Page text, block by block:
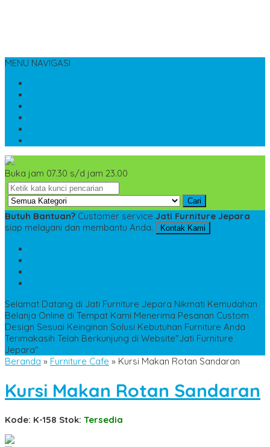
MENU NAVIGASI
Buka jam 07.30 s/d jam 23.00
Cari
Butuh Bantuan? Customer service Jati Furniture Jepara
siap melayani dan membantu Anda.
Kontak Kami
Selamat Datang di Jati Furniture Jepara Nikmati Kemudahan
Belanja Online di Tempat Kami Menerima Pesanan Custom
Design Sesuai Keinginan Solusi Kebutuhan Furniture Anda
Terimakasih Telah Berkunjung di Website"Jati Furniture
Jepara"
Beranda » Furniture Cafe » Kursi Makan Rotan Sandaran
Kursi Makan Rotan Sandaran
Kode: K-158 Stok: Tersedia